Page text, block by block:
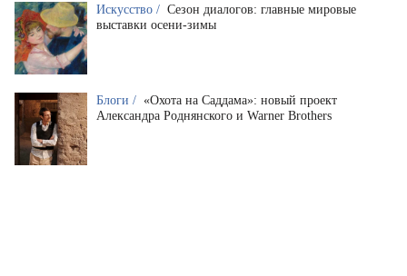
Искусство / Сезон диалогов: главные мировые
выставки осени-зимы
Блоги / «Охота на Саддама»: новый проект
Александра Роднянского и Warner Brothers